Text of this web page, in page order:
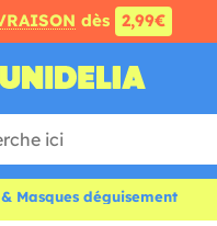
dès 2,99€
Masques déguisement